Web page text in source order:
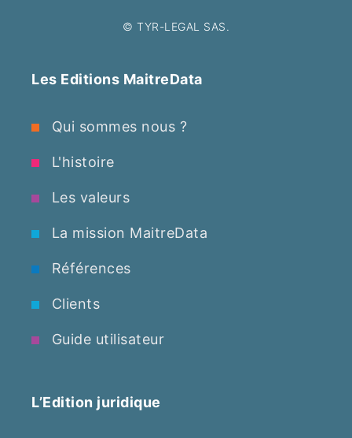
© TYR-LEGAL SAS.
Les Editions MaitreData
Qui sommes nous ?
L'histoire
Les valeurs
La mission MaitreData
Références
Clients
Guide utilisateur
L’Edition juridique